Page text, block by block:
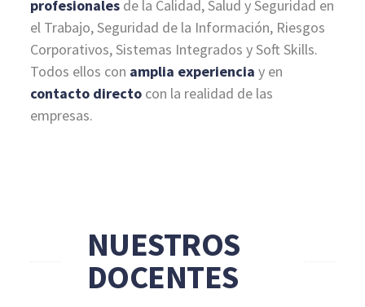
profesionales de la Calidad, Salud y Seguridad en
el Trabajo, Seguridad de la Información, Riesgos
Corporativos, Sistemas Integrados y Soft Skills.
Todos ellos con amplia experiencia y en
contacto directo con la realidad de las
empresas.
NUESTROS
DOCENTES